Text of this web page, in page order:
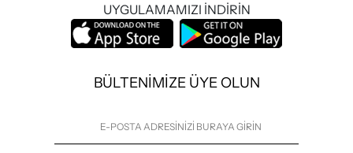
UYGULAMAMIZI İNDİRİN
BÜLTENİMİZE ÜYE OLUN